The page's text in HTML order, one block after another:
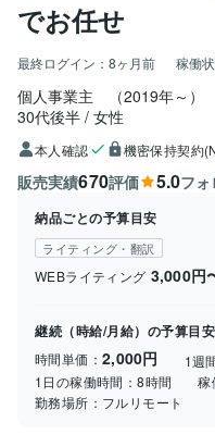
でお任せ
最終ログイン： 8ヶ月前 稼働
個人事業主　（2019年～）
30代後半 女性
本人確認 機密保持契約
販売実績670評価 5.0フ
納品ごとの予算目安
ライティング・翻訳
WEBライティング 3,000円
継続（時給/月給）の予算目安
時間単価： 2,000円 1週
1日の稼働時間：8時間 稼
勤務場所： フルリモート